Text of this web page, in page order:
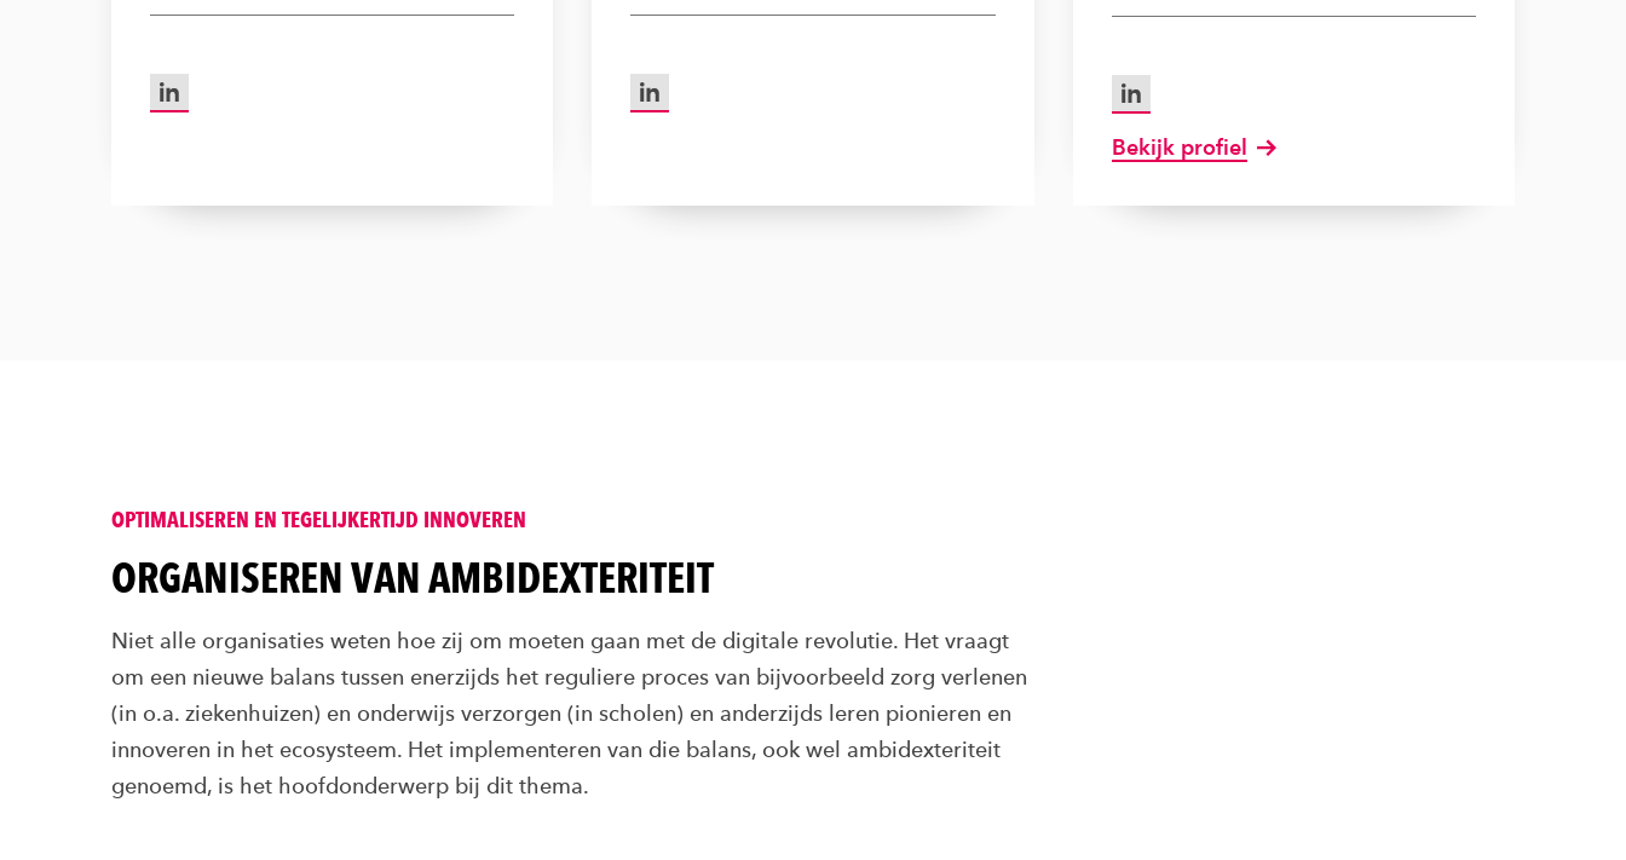
LinkedIn van Will Bongaerts LinkedIn van Erkan Yalçin LinkedIn van Jos Sanders
Bekijk profiel
van Jos Sanders
OPTIMALISEREN EN TEGELIJKERTIJD INNOVEREN
ORGANISEREN VAN AMBIDEXTERITEIT
Niet alle organisaties weten hoe zij om moeten gaan met de digitale revolutie. Het vraagt
om een nieuwe balans tussen enerzijds het reguliere proces van bijvoorbeeld zorg verlenen
(in o.a. ziekenhuizen) en onderwijs verzorgen (in scholen) en anderzijds leren pionieren en
innoveren in het ecosysteem. Het implementeren van die balans, ook wel ambidexteriteit
genoemd, is het hoofdonderwerp bij dit thema.